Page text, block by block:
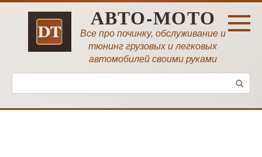
Перейти
АВТО-МОТО
Все про починку, обслуживание и
тюнинг грузовых и легковых
автомобилей своими руками
Поиск: